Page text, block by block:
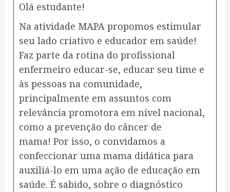
Olá estudante!
Na atividade MAPA propomos estimular
seu lado criativo e educador em saúde!
Faz parte da rotina do profissional
enfermeiro educar-se, educar seu time e
às pessoas na comunidade,
principalmente em assuntos com
relevância promotora em nível nacional,
como a prevenção do câncer de
mama! Por isso, o convidamos a
confeccionar uma mama didática para
auxiliá-lo em uma ação de educação em
saúde. É sabido, sobre o diagnóstico